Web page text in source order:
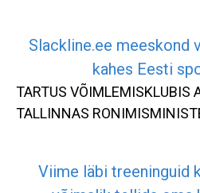
Slackline.ee meeskond
kahes Eesti
TARTUS VÕIMLEMISKLUBIS
TALLINNAS
Viime läbi treeninguid